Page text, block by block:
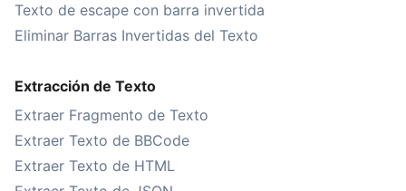
Texto de escape con barra invertida
Eliminar Barras Invertidas del Texto
Extracción de Texto
Extraer Fragmento de Texto
Extraer Texto de BBCode
Extraer Texto de HTML